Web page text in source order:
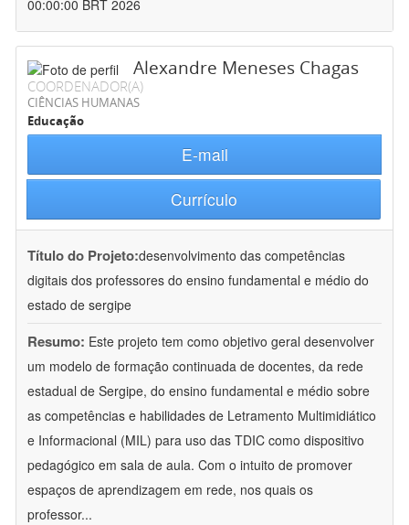
00:00:00 BRT 2026
Alexandre Meneses Chagas
COORDENADOR(A)
CIÊNCIAS HUMANAS
Educação
E-mail
Currículo
Título do Projeto:desenvolvimento das competências
digitais dos professores do ensino fundamental e médio do
estado de sergipe
Resumo: Este projeto tem como objetivo geral desenvolver
um modelo de formação continuada de docentes, da rede
estadual de Sergipe, do ensino fundamental e médio sobre
as competências e habilidades de Letramento Multimidiático
e Informacional (MIL) para uso das TDIC como dispositivo
pedagógico em sala de aula. Com o intuito de promover
espaços de aprendizagem em rede, nos quais os
professor...